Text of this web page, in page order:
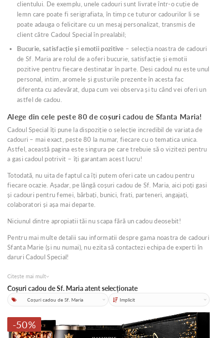
clientului. De exemplu, unele cadouri sunt livrate într-o cuție de
lemn care poate fi serigrafiata, în timp ce tuturor cadourilor li se
poate adauga o felicitare cu un mesaj personalizat, transmis de
client către Cadoul Special în prealabil;
Bucurie, satisfacție și emotii pozitive – selecția noastra de cadouri
de Sf. Maria are rolul de a oferi bucurie, satisfacție și emotii
pozitive pentru fiecare destinatar în parte. Desi cadoul nu este unul
personal, intim, aromele și gusturile prezente în acesta fac
diferenta cu adevărat, dupa cum vei observa și tu când vei oferi un
astfel de cadou.
Alege din cele peste 80 de coșuri cadou de Sfanta Maria!
Cadoul Special îți pune la dispoziție o selecție incredibil de variata de
cadouri – mai exact, peste 80 la numar, fiecare cu o tematica unica.
Astfel, această pagina este singura pe care trebuie să o vizitezi pentru
a gasi cadoul potrivit – îți garantam acest lucru!
Totodată, nu uita de faptul ca îți putem oferi cate un cadou pentru
fiecare ocazie. Așadar, pe lângă coșuri cadou de Sf. Maria, aici poți gasi
și cadouri pentru femei, bărbați, bunici, frati, parteneri, angajați,
colaboratori și așa mai departe.
Niciunul dintre apropiatii tăi nu scapa fără un cadou deosebit!
Pentru mai multe detalii sau informatii despre gama noastra de cadouri
Sfanta Marie (și nu numai), nu ezita să contactezi echipa de experti în
daruri Cadoul Special!
Citește mai mult
Coșuri cadou de Sf. Maria atent selecționate
Categorii Sortare
-50%